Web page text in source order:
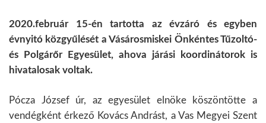
2020.február 15-én tartotta az évzáró és egyben
évnyitó közgyűlését a Vásárosmiskei Önkéntes Tűzoltó-
és Polgárőr Egyesület, ahova járási koordinátorok is
hivatalosak voltak.
Pócza József úr, az egyesület elnöke köszöntötte a
vendégként érkező Kovács Andrást, a Vas Megyei Szent